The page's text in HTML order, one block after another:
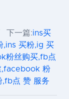
下一篇:ins买
,ins 买粉,ig 买
粉丝购买,fb点
,facebook 粉
点 赞 服务